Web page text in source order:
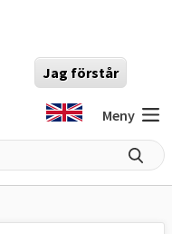
Jag förstår
Meny